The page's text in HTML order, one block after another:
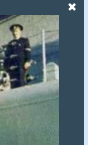
✖